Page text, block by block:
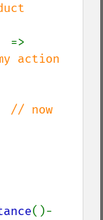
action
// now
()-